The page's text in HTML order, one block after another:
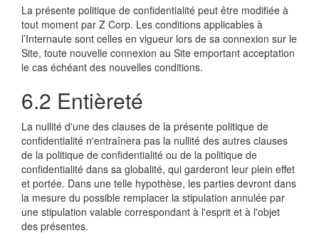
La présente politique de confidentialité peut être modifiée à
tout moment par Z Corp. Les conditions applicables à
l’Internaute sont celles en vigueur lors de sa connexion sur le
Site, toute nouvelle connexion au Site emportant acceptation
le cas échéant des nouvelles conditions.
6.2 Entièreté
La nullité d'une des clauses de la présente politique de
confidentialité n'entraînera pas la nullité des autres clauses
de la politique de confidentialité ou de la politique de
confidentialité dans sa globalité, qui garderont leur plein effet
et portée. Dans une telle hypothèse, les parties devront dans
la mesure du possible remplacer la stipulation annulée par
une stipulation valable correspondant à l'esprit et à l'objet
des présentes.